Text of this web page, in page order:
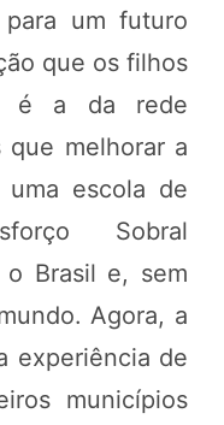
um futuro
que os filhos
é a da rede
que melhorar a
uma escola de
Sobral
o Brasil e, sem
Agora, a
experiência de
municípios